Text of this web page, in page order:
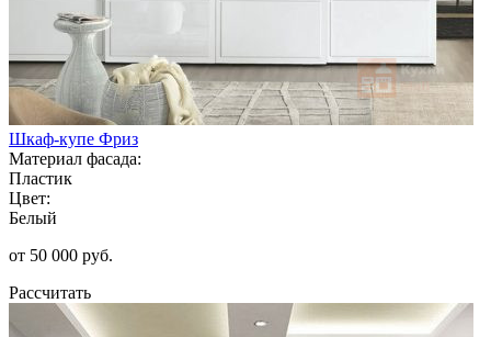
Шкаф-купе Фриз
Материал фасада:
Пластик
Цвет:
Белый
от 50 000 руб.
Рассчитать